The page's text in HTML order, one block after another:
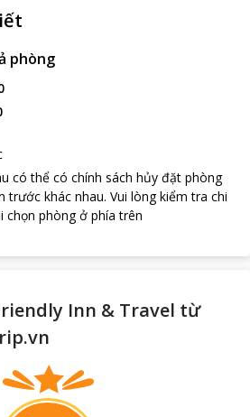
phòng
có thể có chính sách hủy đặt phòng
trước khác nhau. Vui lòng kiểm tra chi
chọn phòng ở phía trên
Inn & Travel từ